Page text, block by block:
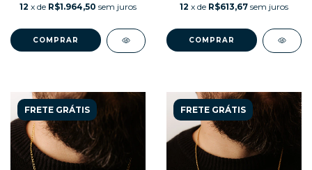
12 x de R$1.964,50 sem juros
COMPRAR
12 x de R$613,67 sem juros
COMPRAR
FRETE GRÁTIS FRETE GRÁTIS